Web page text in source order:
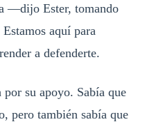
—dijo Ester, tomando
aquí para
a defenderte.
su apoyo. Sabía que
pero también sabía que